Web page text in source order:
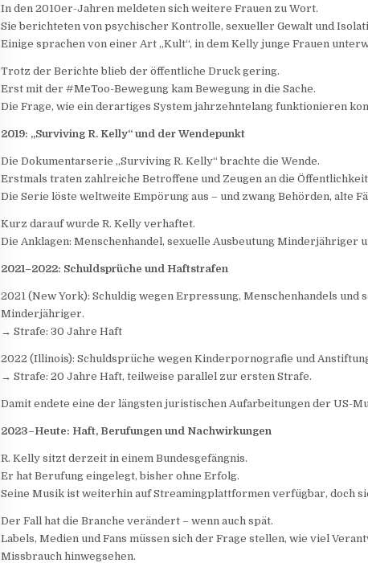
In den 2010er-Jahren meldeten sich weitere Frauen zu Wort.
Sie berichteten von psychischer Kontrolle, sexueller Gewalt und
Einige sprachen von einer Art „Kult“, in dem Kelly junge Frauen
Trotz der Berichte blieb der öffentliche Druck gering.
Erst mit der #MeToo-Bewegung kam Bewegung in die Sache.
Die Frage, wie ein derartiges System jahrzehntelang funktionieren
2019: „Surviving R. Kelly“ und der Wendepunkt
Die Dokumentarserie „Surviving R. Kelly“ brachte die Wende.
Erstmals traten zahlreiche Betroffene und Zeugen an die
Die Serie löste weltweite Empörung aus – und zwang Behörden, alte
Kurz darauf wurde R. Kelly verhaftet.
Die Anklagen: Menschenhandel, sexuelle Ausbeutung Minderjähriger
2021–2022: Schuldsprüche und Haftstrafen
2021 (New York): Schuldig wegen Erpressung, Menschenhandels und
Minderjähriger.
→ Strafe: 30 Jahre Haft
2022 (Illinois): Schuldsprüche wegen Kinderpornografie und
→ Strafe: 20 Jahre Haft, teilweise parallel zur ersten Strafe.
Damit endete eine der längsten juristischen Aufarbeitungen der US-
2023–Heute: Haft, Berufungen und Nachwirkungen
R. Kelly sitzt derzeit in einem Bundesgefängnis.
Er hat Berufung eingelegt, bisher ohne Erfolg.
Seine Musik ist weiterhin auf Streamingplattformen verfügbar, doch
Der Fall hat die Branche verändert – wenn auch spät.
Labels, Medien und Fans müssen sich der Frage stellen, wie viel
Missbrauch hinwegsehen.